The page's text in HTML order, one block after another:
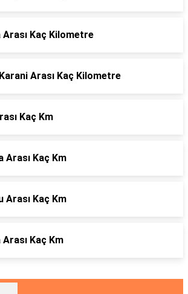
Kaç Kilometre
Arası Kaç Kilometre
Kaç Km
Arası Kaç Km
Arası Kaç Km
Kaç Km